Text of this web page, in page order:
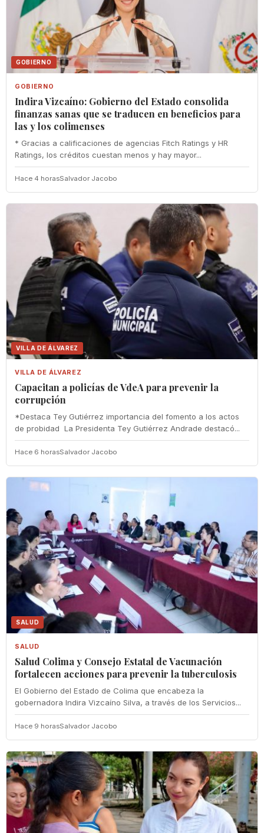
GOBIERNO
GOBIERNO
Indira Vizcaíno: Gobierno del Estado consolida
finanzas sanas que se traducen en beneficios para
las y los colimenses
* Gracias a calificaciones de agencias Fitch Ratings y HR
Ratings, los créditos cuestan menos y hay mayor...
Hace 4 horasSalvador Jacobo
VILLA DE ÁLVAREZ
VILLA DE ÁLVAREZ
‎Capacitan a policías de VdeA ‎para prevenir la
corrupción
‎*Destaca Tey Gutiérrez importancia del fomento a los actos
de probidad ‎ La Presidenta Tey Gutiérrez Andrade destacó...
Hace 6 horasSalvador Jacobo
SALUD
SALUD
Salud Colima y Consejo Estatal de Vacunación
fortalecen acciones para prevenir la tuberculosis
El Gobierno del Estado de Colima que encabeza la
gobernadora Indira Vizcaíno Silva, a través de los Servicios...
Hace 9 horasSalvador Jacobo